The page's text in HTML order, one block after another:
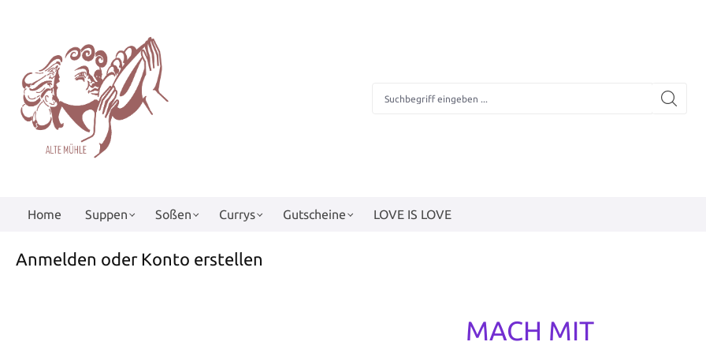
Home Suppen Soßen Currys Gutscheine LOVE IS LOVE
Anmelden oder Konto erstellen
MACH MIT